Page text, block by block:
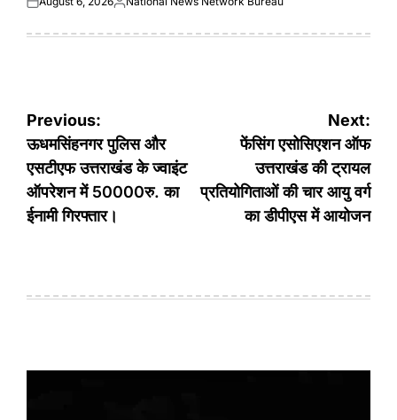
Posted
Posted
Post
navigation
Previous:
ऊधमसिंहनगर पुलिस और
एसटीएफ उत्तराखंड के ज्वाइंट
ऑपरेशन में 50000रु. का
ईनामी गिरफ्तार।
Next:
फेंसिंग एसोसिएशन ऑफ
उत्तराखंड की ट्रायल
प्रतियोगिताओं की चार आयु वर्ग
का डीपीएस में आयोजन